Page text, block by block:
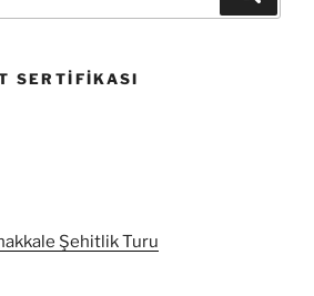
SERTIFIKASI
Şehitlik Turu